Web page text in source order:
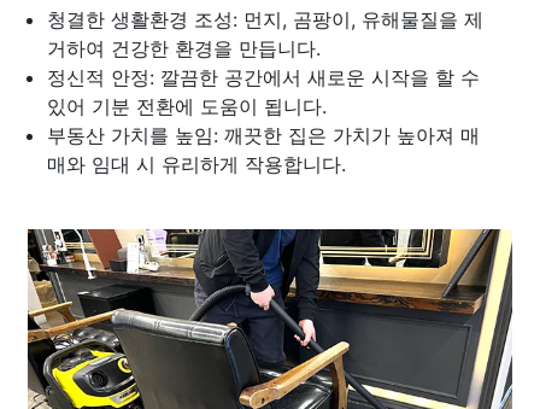
청결한 생활환경 조성: 먼지, 곰팡이, 유해물질을 제
거하여 건강한 환경을 만듭니다.
정신적 안정: 깔끔한 공간에서 새로운 시작을 할 수
있어 기분 전환에 도움이 됩니다.
부동산 가치를 높임: 깨끗한 집은 가치가 높아져 매
매와 임대 시 유리하게 작용합니다.